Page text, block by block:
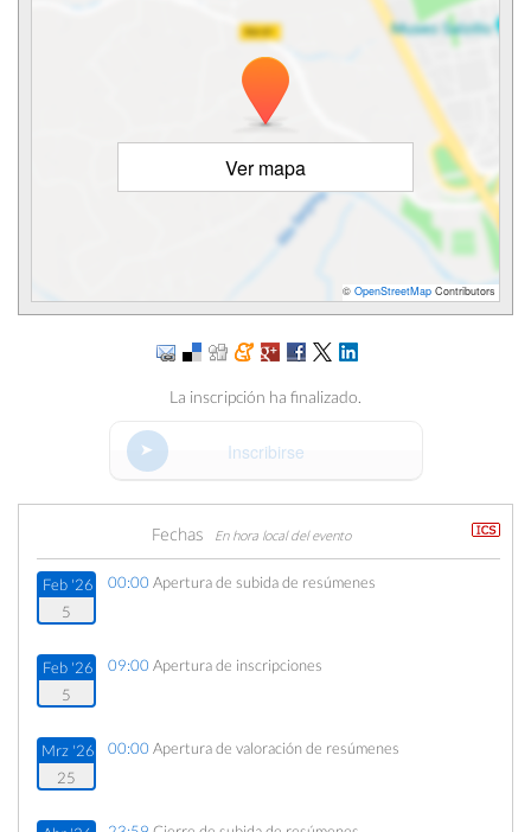
Ver mapa
© OpenStreetMap Contributors
La inscripción ha finalizado.
Inscribirse
Fechas En hora local del evento
Feb '26
5
00:00 Apertura de subida de resúmenes
Feb '26
5
09:00 Apertura de inscripciones
Mrz '26
25
00:00 Apertura de valoración de resúmenes